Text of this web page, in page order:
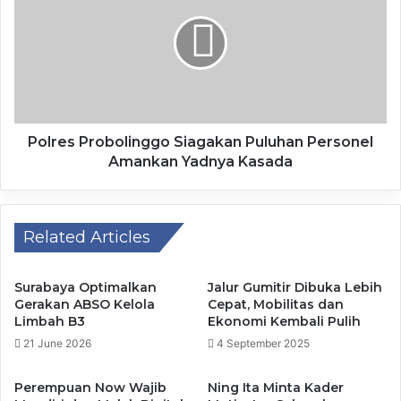
“Rumah sakit, Dinas Sosial, Dinas Perhubungan, Satpol PP,
BPBD, Bakesbangpol, serta UPT SMA, SMK, dan SLB di
Ia menambahkan perangkat daerah yang memberikan
pelayanan berdampak langsung kepada masyarakat dapat
menerapkan hingga 100 persen WFO guna menjamin
transportasi, dan keamanan, termasuk layanan yang ramah
bagi kelompok rentan seperti penyandang disabilitas,
Selama pelaksanaannya, Pemerintah Provinsi Jawa Timur
Polres Probolinggo Siagakan Puluhan Personel
Amankan Yadnya Kasada
Related Articles
Surabaya Optimalkan
Gerakan ABSO Kelola
Limbah B3
21 June 2026
Jalur Gumitir Dibuka Lebih
Cepat, Mobilitas dan
Ekonomi Kembali Pulih
4 September 2025
Perempuan Now Wajib
Ning Ita Minta Kader